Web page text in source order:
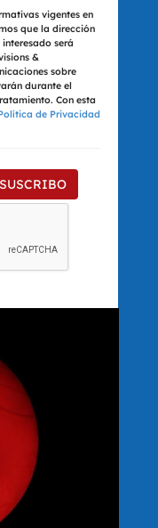
vigentes en
que la dirección
será
&
sobre
durante el
Con esta
de Privacidad